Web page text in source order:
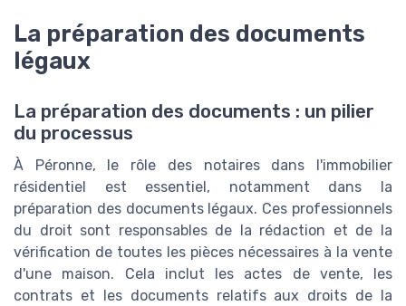
La préparation des documents
légaux
La préparation des documents : un pilier
du processus
À Péronne, le rôle des notaires dans l'immobilier
résidentiel est essentiel, notamment dans la
préparation des documents légaux. Ces professionnels
du droit sont responsables de la rédaction et de la
vérification de toutes les pièces nécessaires à la vente
d'une maison. Cela inclut les actes de vente, les
contrats et les documents relatifs aux droits de la